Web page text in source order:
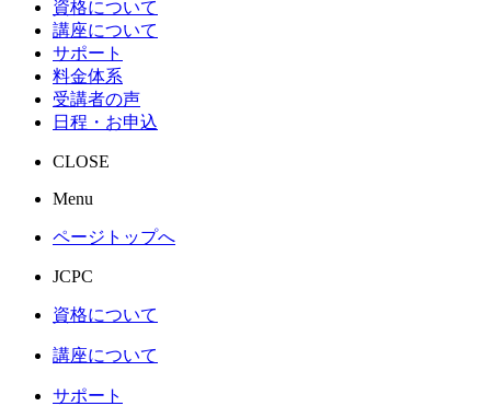
資格について
講座について
サポート
料金体系
受講者の声
日程・お申込
CLOSE
Menu
ページトップへ
JCPC
資格について
講座について
サポート